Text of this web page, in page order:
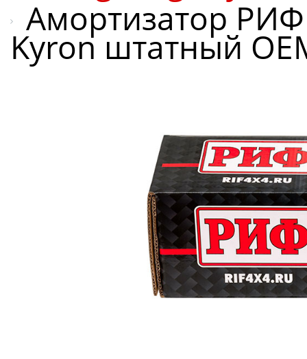
Амортизатор РИФ
Kyron штатный